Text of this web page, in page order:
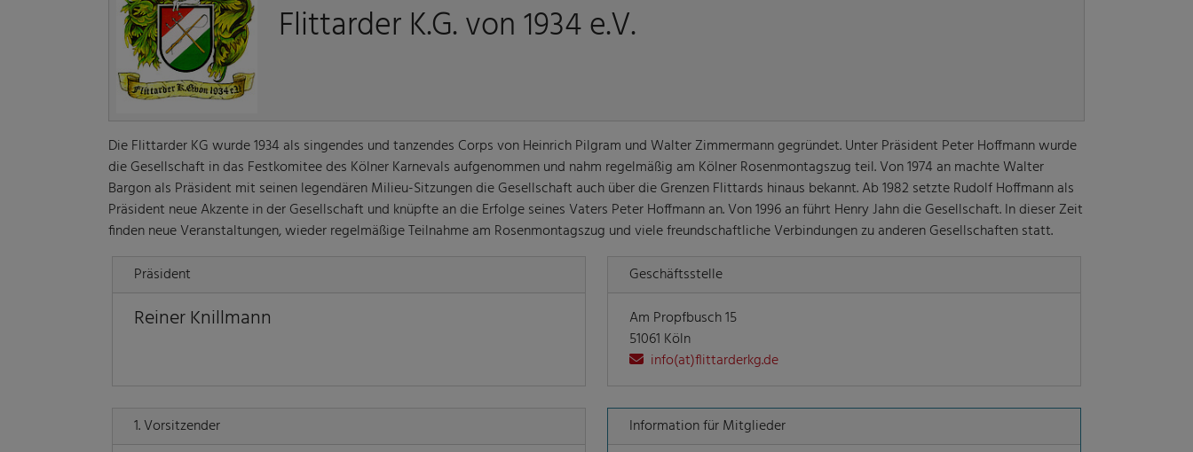
Flittarder K.G. von 1934 e.V.
Die Flittarder KG wurde 1934 als singendes und tanzendes Corps von Heinrich Pilgram und Walter Zimmermann gegründet. Unter Präsident Peter Hoffmann wurde
die Gesellschaft in das Festkomitee des Kölner Karnevals aufgenommen und nahm regelmäßig am Kölner Rosenmontagszug teil. Von 1974 an machte Walter
Bargon als Präsident mit seinen legendären Milieu-Sitzungen die Gesellschaft auch über die Grenzen Flittards hinaus bekannt. Ab 1982 setzte Rudolf Hoffmann als
Präsident neue Akzente in der Gesellschaft und knüpfte an die Erfolge seines Vaters Peter Hoffmann an. Von 1996 an führt Henry Jahn die Gesellschaft. In dieser Zeit
finden neue Veranstaltungen, wieder regelmäßige Teilnahme am Rosenmontagszug und viele freundschaftliche Verbindungen zu anderen Gesellschaften statt.
Präsident
Reiner Knillmann
Geschäftsstelle
Am Propfbusch 15
51061 Köln
info(at)flittarderkg.de
1. Vorsitzender Information für Mitglieder